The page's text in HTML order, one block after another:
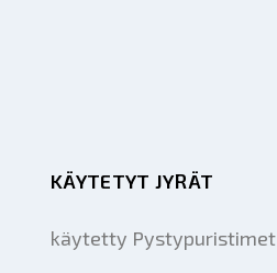
KÄYTETYT JYRÄT
käytetty Pystypuristimet